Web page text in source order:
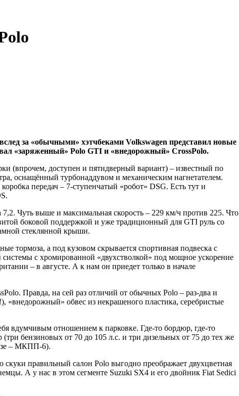
за «обычными» хэтчбеками Volkswagen представил новые
«заряженный» Polo GTI и «внедорожный» CrossPolo.
(впрочем, доступен и пятидверный вариант) – известный по
оснащённый турбонаддувом и механическим нагнетателем.
передач – 7-ступенчатый «робот» DSG. Есть тут и
Чуть выше и максимальная скорость – 229 км/ч против 225. Что
боковой поддержкой и уже традиционный для GTI руль со
стеклянной крыши.
тормоза, а под кузовом скрывается спортивная подвеска с
с хромированной «двухстволкой» под мощное ускорение
– в августе. А к нам он приедет только в начале
Правда, на сей раз отличий от обычных Polo – раз-два и
обвес из некрашеного пластика, серебристые
вдумчивым отношением к парковке. Где-то бордюр, где-то
бензиновых от 70 до 105 л.с. и три дизельных от 75 до тех же
– МКПП-6).
скуки правильный салон Polo выгодно преображает двухцветная
А у нас в этом сегменте Suzuki SX4 и его двойник Fiat Sedici